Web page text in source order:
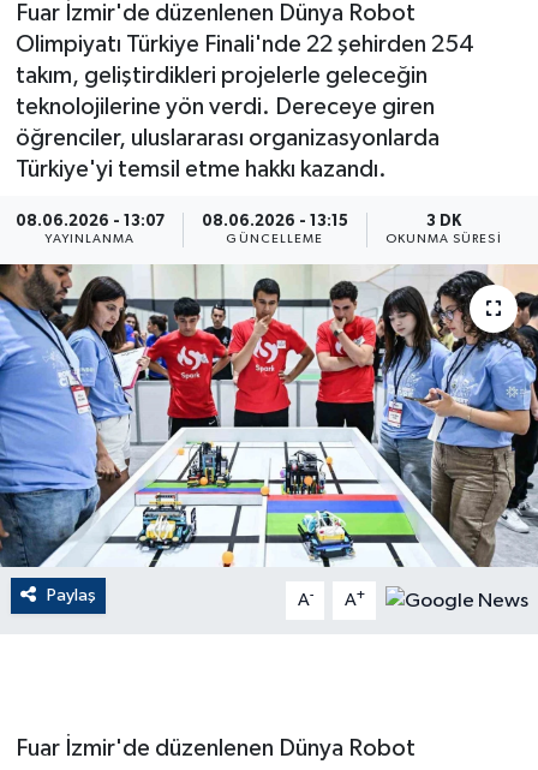
Fuar İzmir'de düzenlenen Dünya Robot
Olimpiyatı Türkiye Finali'nde 22 şehirden 254
takım, geliştirdikleri projelerle geleceğin
teknolojilerine yön verdi. Dereceye giren
öğrenciler, uluslararası organizasyonlarda
Türkiye'yi temsil etme hakkı kazandı.
08.06.2026 - 13:07
YAYINLANMA
08.06.2026 - 13:15
GÜNCELLEME
3 DK
OKUNMA SÜRESI
Paylaş A- A+
Fuar İzmir'de düzenlenen Dünya Robot
Advertising news
Canlı Maç
ÇEVRE
Dış Haberler
Dünya
EĞİTİM
EKONOMİ
English News
Finans
Flaş Haber
Haber Arşivi